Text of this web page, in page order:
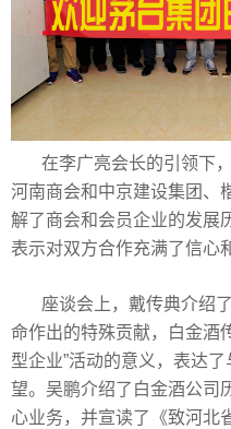
在李广亮会长的引领下
河南商会和中京建设集团、
解了商会和会员企业的发展
表示对双方合作充满了信心
座谈会上，戴传典介绍
命作出的特殊贡献，白金酒
型企业”活动的意义，表达
望。吴鹏介绍了白金酒公司
心业务，并宣读了《致河北